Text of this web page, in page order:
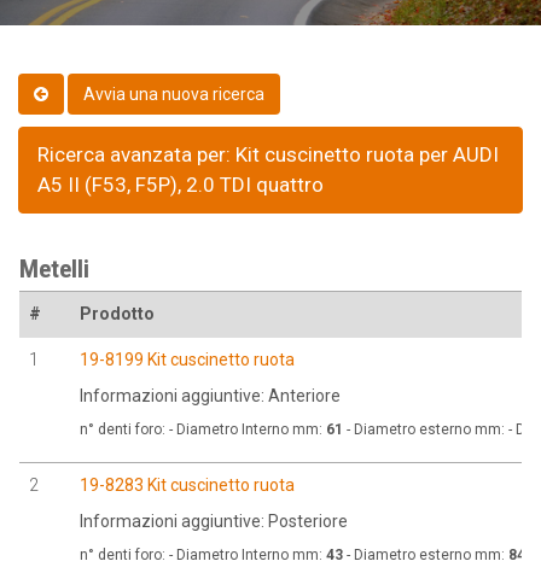
Ricerca avanzata per: Kit cuscinetto ruota per AUDI
A5 II (F53, F5P), 2.0 TDI quattro
Metelli
# Prodotto
1
19-8199 Kit cuscinetto ruota
Informazioni aggiuntive: Anteriore
n° denti foro: - Diametro Interno mm: 61 - Diametro esterno mm: -
2
19-8283 Kit cuscinetto ruota
Informazioni aggiuntive: Posteriore
n° denti foro: - Diametro Interno mm: 43 - Diametro esterno mm: 84